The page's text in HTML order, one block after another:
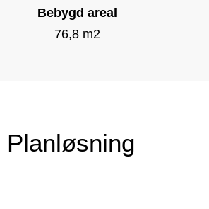
Bebygd areal
76,8 m2
Planløsning